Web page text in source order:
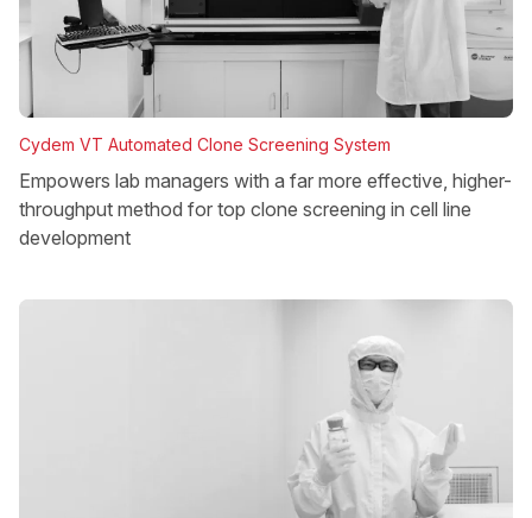
Cydem VT Automated Clone Screening System
Empowers lab managers with a far more effective, higher-
throughput method for top clone screening in cell line
development